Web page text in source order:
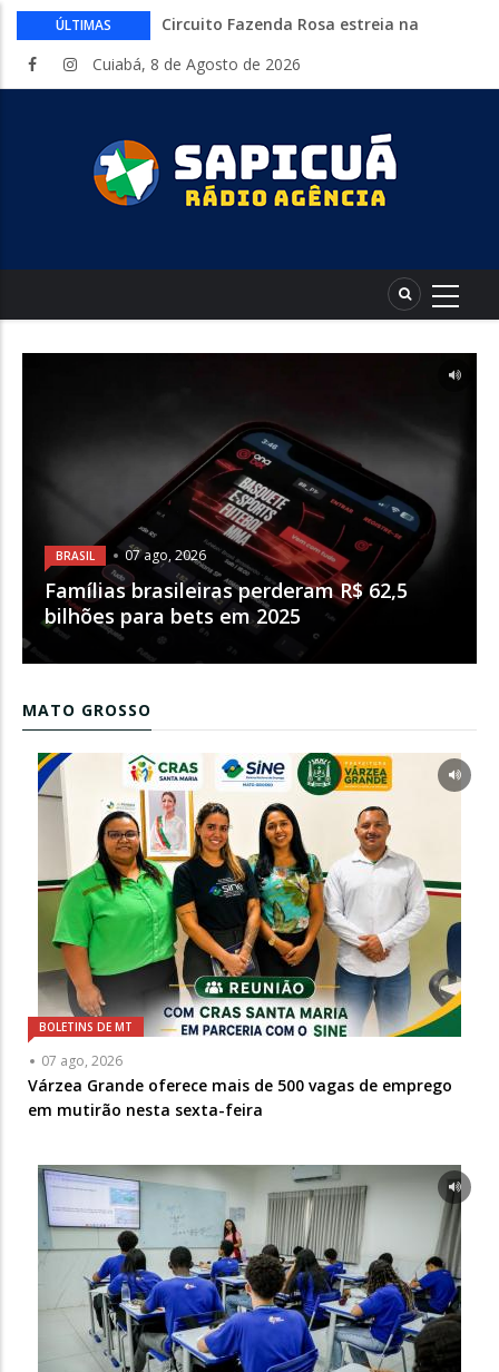
ÚLTIMAS
Circuito Fazenda Rosa estreia na
atividades do agronegócio
sexta-feira
Começa nesta sexta-feira em Cuiabá o
Mato Grosso AgroFestival, com rodeio e
crimes digitais contra menores
CAIXA e iFood facilitam financiamento
entregadores
Cuiabá, 8 de Agosto de 2026
BRASIL 07 ago, 2026
Famílias brasileiras perderam R$ 62,5
bilhões para bets em 2025
MATO GROSSO
BOLETINS DE MT
07 ago, 2026
Várzea Grande oferece mais de 500 vagas de emprego
em mutirão nesta sexta-feira